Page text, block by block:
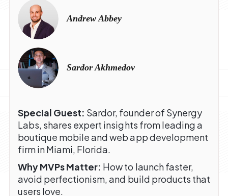
Andrew Abbey
Sardor Akhmedov
Special Guest: Sardor, founder of Synergy
Labs, shares expert insights from leading a
boutique mobile and web app development
firm in Miami, Florida.
Why MVPs Matter: How to launch faster,
avoid perfectionism, and build products that
users love.